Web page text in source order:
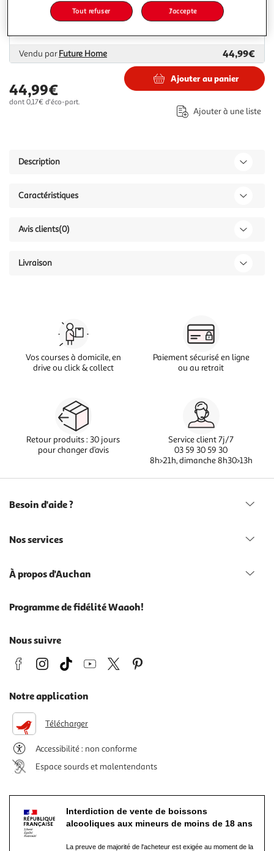
Livr. ou retrait dès 4/5 jours
Livraison et retrait offerts
Vendu parFuture Home 44,99€
44,99€
dont 0,17€ d'éco-part.
Ajouter au panier
Ajouter à une liste
Description
Caractéristiques
Avis clients(0)
Livraison
Vos courses à domicile, en
drive ou click & collect
Paiement sécurisé en ligne
ou au retrait
Retour produits : 30 jours
pour changer d’avis
Service client 7j/7
03 59 30 59 30
8h>21h, dimanche 8h30>13h
Besoin d'aide ?
Nos services
À propos d'Auchan
Programme de fidélité Waaoh!
Nous suivre
Notre application
Télécharger
Accessibilité : non conforme
Espace sourds et malentendants
Interdiction de vente de boissons
alcooliques aux mineurs de moins de 18 ans
La preuve de majorité de l'acheteur est exigée au moment de la
Tout refuser J'accepte